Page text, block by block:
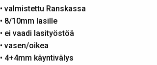
• valmistettu Ranskassa
• 8/10mm lasille
• ei vaadi lasityöstöä
• vasen/oikea
• 4+4mm käyntivälys